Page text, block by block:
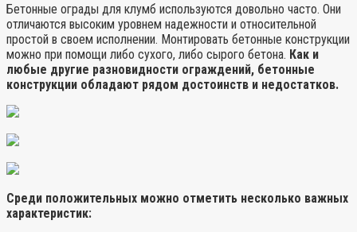
Бетонные ограды для клумб используются довольно часто. Они
отличаются высоким уровнем надежности и относительной
простой в своем исполнении. Монтировать бетонные конструкции
можно при помощи либо сухого, либо сырого бетона. Как и
любые другие разновидности ограждений, бетонные
конструкции обладают рядом достоинств и недостатков.
Среди положительных можно отметить несколько важных
характеристик: